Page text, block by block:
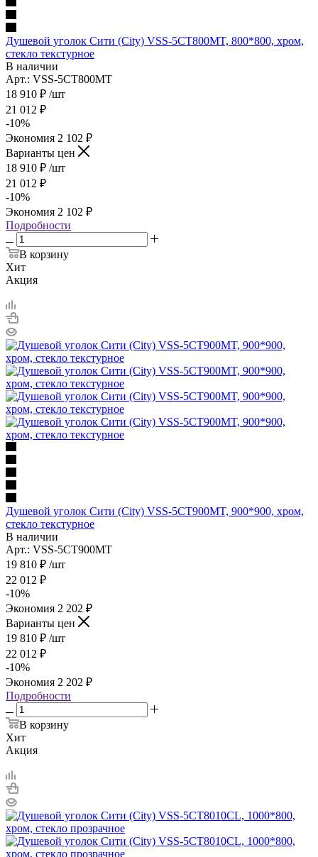
Душевой уголок Сити (City) VSS-5CT800MT, 800*800, хром,
стекло текстурное
В наличии
Арт.: VSS-5CT800MT
18 910 ₽ /шт
21 012 ₽
-10%
Экономия 2 102 ₽
Варианты цен
18 910 ₽ /шт
21 012 ₽
-10%
Экономия 2 102 ₽
Подробности
В корзину
Хит
Акция
Душевой уголок Сити (City) VSS-5CT900MT, 900*900, хром,
стекло текстурное
В наличии
Арт.: VSS-5CT900MT
19 810 ₽ /шт
22 012 ₽
-10%
Экономия 2 202 ₽
Варианты цен
19 810 ₽ /шт
22 012 ₽
-10%
Экономия 2 202 ₽
Подробности
В корзину
Хит
Акция